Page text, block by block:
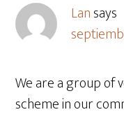
Lansays
We are a group of
scheme in our